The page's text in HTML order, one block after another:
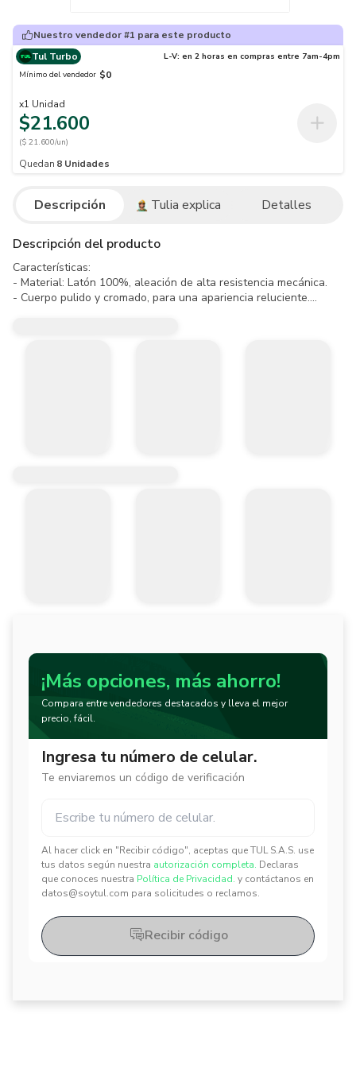
Nuestro vendedor #1 para este producto
Tul Turbo
L-V: en 2 horas en compras entre 7am-4pm
Mínimo del vendedor $0
x1 Unidad
$21.600
($ 21.600/un)
Quedan 8 Unidades
Descripción Tulia explica Detalles
Descripción del producto
Características:
- Material: Latón 100%, aleación de alta resistencia mecánica.
- Cuerpo pulido y cromado, para una apariencia reluciente.
¡Más opciones, más ahorro!
Compara entre vendedores destacados y lleva el mejor
precio, fácil.
Ingresa tu número de celular.
Te enviaremos un código de verificación
Al hacer click en "Recibir código", aceptas que TUL S.A.S. use
tus datos según nuestra autorización completa. Declaras
que conoces nuestra Política de Privacidad. y contáctanos en
datos@soytul.com para solicitudes o reclamos.
✕
✕
Recibir código